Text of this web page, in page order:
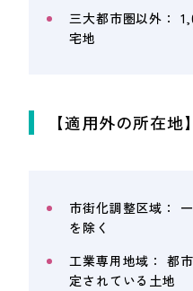
三大都市圏以外：
宅地
【適用外の所在地】
市街化調整区域：
を除く
工業専用地域： 都
定されている土地